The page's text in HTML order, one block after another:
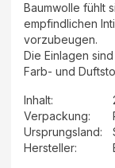
Baumwolle fühlt
empfindlichen
vorzubeugen.
Die Einlagen
Farb- und
Inhalt:
Verpackung:
Ursprungsland:
Hersteller: